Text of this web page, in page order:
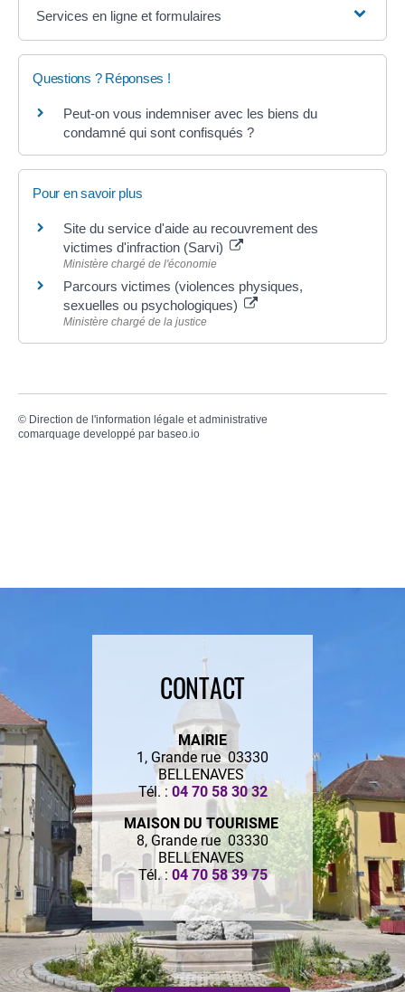
Services en ligne et formulaires
Questions ? Réponses !
Peut-on vous indemniser avec les biens du
condamné qui sont confisqués ?
Pour en savoir plus
Site du service d'aide au recouvrement des
victimes d'infraction (Sarvi)
Ministère chargé de l'économie
Parcours victimes (violences physiques,
sexuelles ou psychologiques)
Ministère chargé de la justice
© Direction de l'information légale et administrative
comarquage developpé par baseo.io
CONTACT
MAIRIE
1, Grande rue 03330
BELLENAVES
Tél. : 04 70 58 30 32
MAISON DU TOURISME
8, Grande rue 03330
BELLENAVES
Tél. : 04 70 58 39 75